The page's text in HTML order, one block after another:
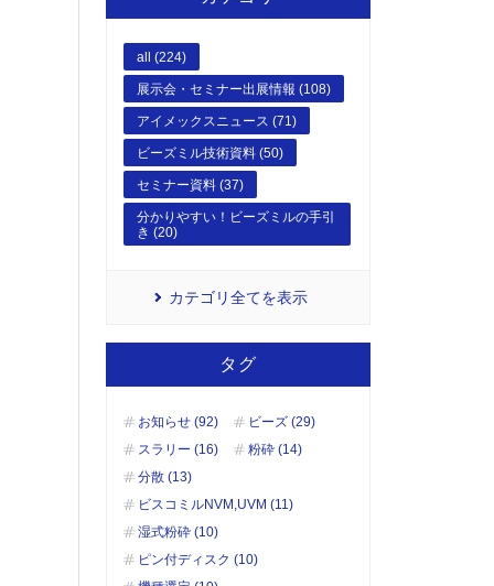
all (224)
展示会・セミナー出展情報 (108)
アイメックスニュース (71)
ビーズミル技術資料 (50)
セミナー資料 (37)
分かりやすい！ビーズミルの手引
き (20)
カテゴリ全てを表示
タグ
お知らせ (92)
ビーズ (29)
スラリー (16)
粉砕 (14)
分散 (13)
ビスコミルNVM,UVM (11)
湿式粉砕 (10)
ピン付ディスク (10)